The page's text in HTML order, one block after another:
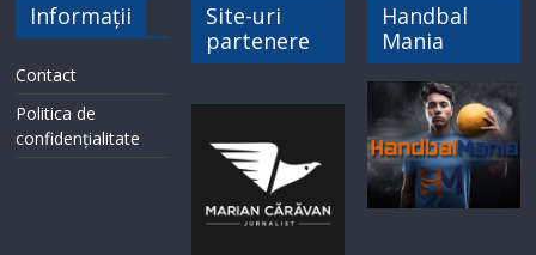
Informații
Contact
Politica de
confidențialitate
Site-uri
partenere
Handbal
Mania